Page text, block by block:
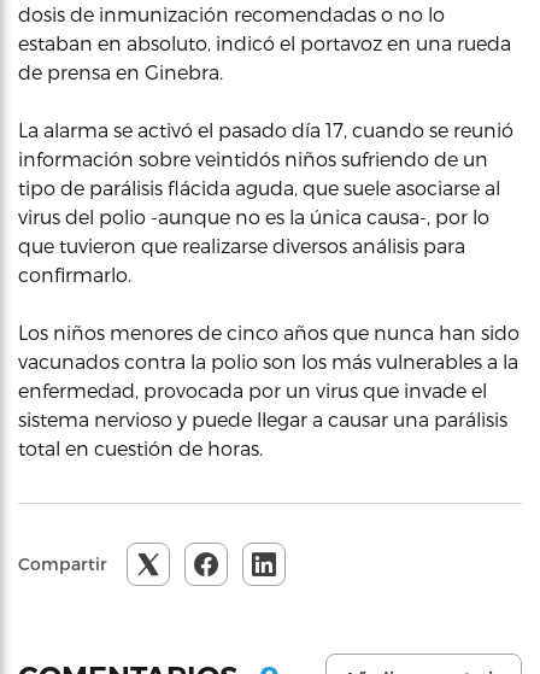
dosis de inmunización recomendadas o no lo
estaban en absoluto, indicó el portavoz en una rueda
de prensa en Ginebra.
La alarma se activó el pasado día 17, cuando se reunió
información sobre veintidós niños sufriendo de un
tipo de parálisis flácida aguda, que suele asociarse al
virus del polio -aunque no es la única causa-, por lo
que tuvieron que realizarse diversos análisis para
confirmarlo.
Los niños menores de cinco años que nunca han sido
vacunados contra la polio son los más vulnerables a la
enfermedad, provocada por un virus que invade el
sistema nervioso y puede llegar a causar una parálisis
total en cuestión de horas.
Compartir